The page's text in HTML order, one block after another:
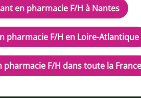
en pharmacie F/H à Nantes
pharmacie F/H en Loire-Atlantique
pharmacie F/H dans toute la France
POTENTIELS EN
Inscrivez-